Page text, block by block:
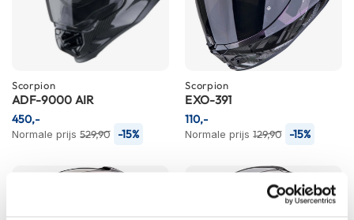
S
c
o
o
t
Scorpion
ADF-9000 AIR
Normale prijs 529,90 -15%
450,-
Scorpion
EXO-391
Normale prijs 129,90 -15%
110,-